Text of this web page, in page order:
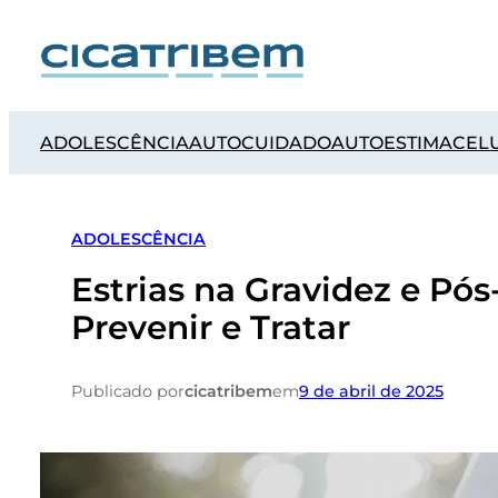
ADOLESCÊNCIAAUTOCUIDADOAUTOESTIMA
ADOLESCÊNCIA
Estrias na Gravidez e
Prevenir e Tratar
Publicado porcicatribemem9 de abril de 2025